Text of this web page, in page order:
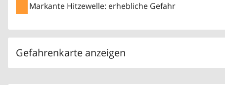
Markante Hitzewelle: erhebliche Gefahr
Gefahrenkarte anzeigen